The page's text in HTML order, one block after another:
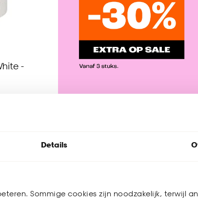
Details
Sommige cookies zijn noodzakelijk, terwijl
-